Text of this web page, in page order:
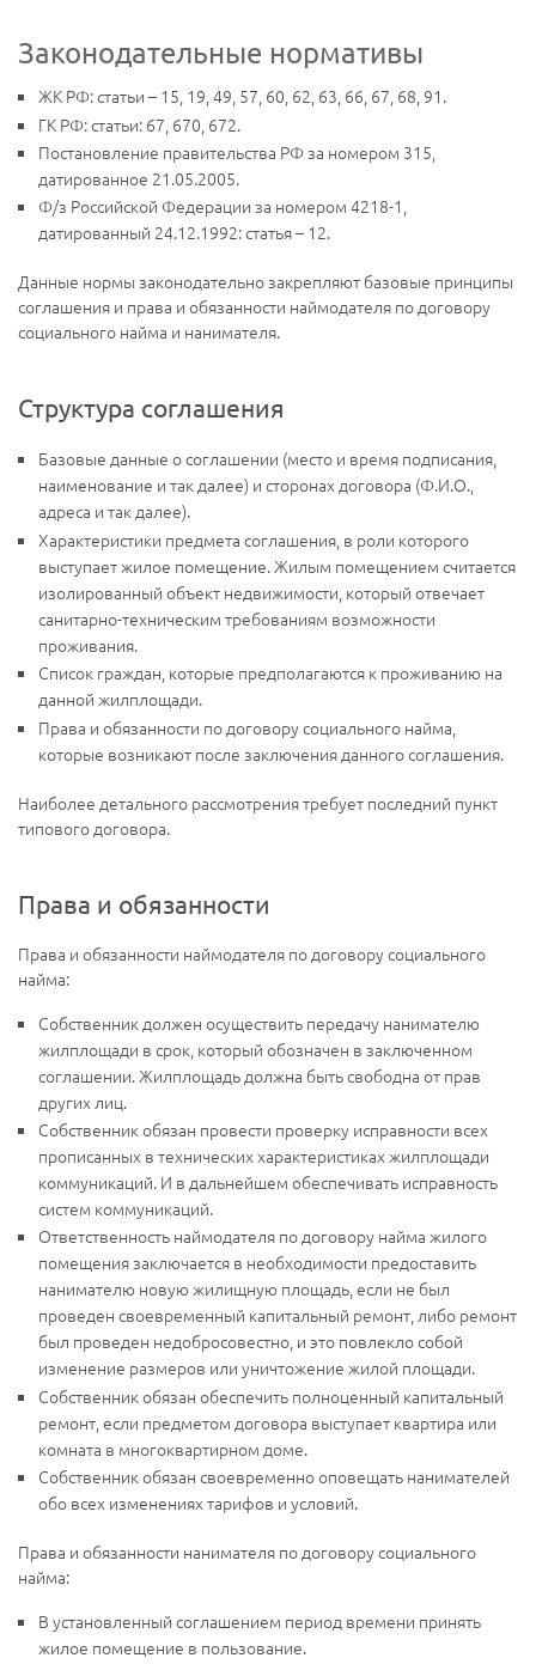
Законодательные нормативы
ЖК РФ: статьи – 15, 19, 49, 57, 60, 62, 63, 66, 67, 68, 91.
ГК РФ: статьи: 67, 670, 672.
Постановление правительства РФ за номером 315,
датированное 21.05.2005.
Ф/з Российской Федерации за номером 4218-1,
датированный 24.12.1992: статья – 12.
Данные нормы законодательно закрепляют базовые принципы
соглашения и права и обязанности наймодателя по договору
социального найма и нанимателя.
Структура соглашения
Базовые данные о соглашении (место и время подписания,
наименование и так далее) и сторонах договора (Ф.И.О.,
адреса и так далее).
Характеристики предмета соглашения, в роли которого
выступает жилое помещение. Жилым помещением считается
изолированный объект недвижимости, который отвечает
санитарно-техническим требованиям возможности
проживания.
Список граждан, которые предполагаются к проживанию на
данной жилплощади.
Права и обязанности по договору социального найма,
которые возникают после заключения данного соглашения.
Наиболее детального рассмотрения требует последний пункт
типового договора.
Права и обязанности
Права и обязанности наймодателя по договору социального
найма:
Собственник должен осуществить передачу нанимателю
жилплощади в срок, который обозначен в заключенном
соглашении. Жилплощадь должна быть свободна от прав
других лиц.
Собственник обязан провести проверку исправности всех
прописанных в технических характеристиках жилплощади
коммуникаций. И в дальнейшем обеспечивать исправность
систем коммуникаций.
Ответственность наймодателя по договору найма жилого
помещения заключается в необходимости предоставить
нанимателю новую жилищную площадь, если не был
проведен своевременный капитальный ремонт, либо ремонт
был проведен недобросовестно, и это повлекло собой
изменение размеров или уничтожение жилой площади.
Собственник обязан обеспечить полноценный капитальный
ремонт, если предметом договора выступает квартира или
комната в многоквартирном доме.
Собственник обязан своевременно оповещать нанимателей
обо всех изменениях тарифов и условий.
Права и обязанности нанимателя по договору социального
найма:
В установленный соглашением период времени принять
жилое помещение в пользование.